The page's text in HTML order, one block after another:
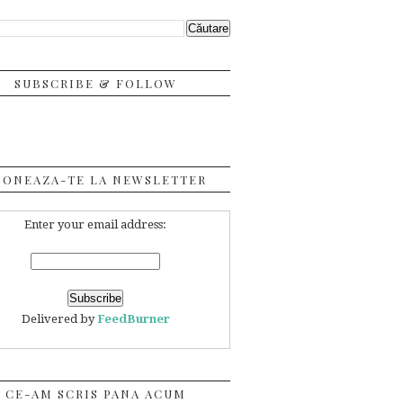
SUBSCRIBE & FOLLOW
TE LA NEWSLETTER
Enter your email address:
Delivered byFeedBurner
CE-AM SCRIS PANA ACUM